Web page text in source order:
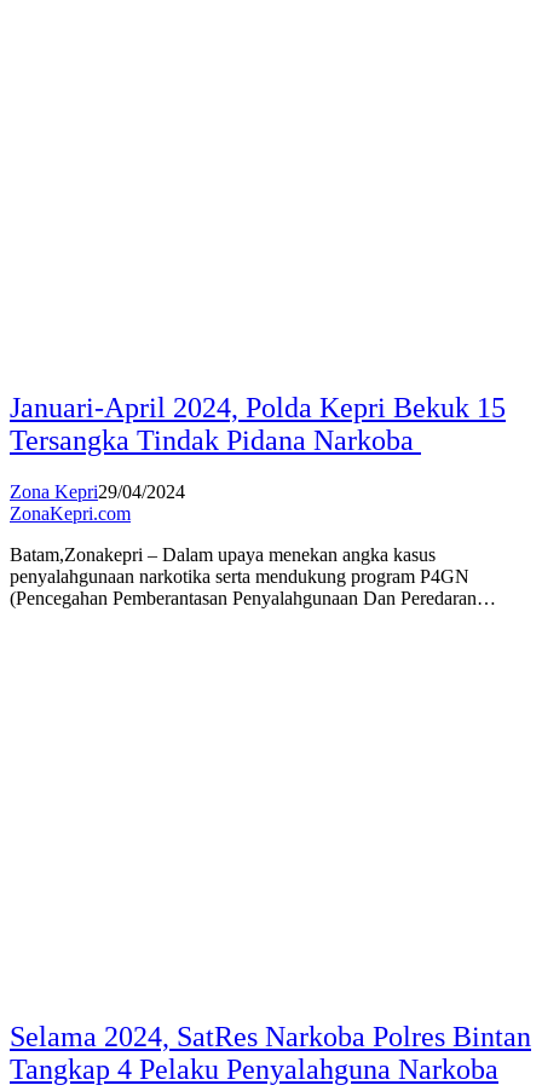
Januari-April 2024, Polda Kepri Bekuk 15
Tersangka Tindak Pidana Narkoba
Zona Kepri29/04/2024
ZonaKepri.com
Batam,Zonakepri – Dalam upaya menekan angka kasus
penyalahgunaan narkotika serta mendukung program P4GN
(Pencegahan Pemberantasan Penyalahgunaan Dan Peredaran…
Selama 2024, SatRes Narkoba Polres Bintan
Tangkap 4 Pelaku Penyalahguna Narkoba